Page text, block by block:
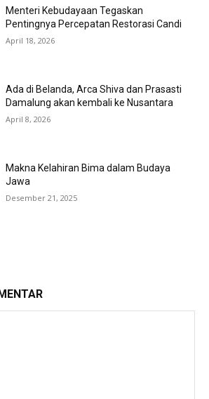
Menteri Kebudayaan Tegaskan
Pentingnya Percepatan Restorasi Candi
April 18, 2026
Ada di Belanda, Arca Shiva dan Prasasti
Damalung akan kembali ke Nusantara
April 8, 2026
Makna Kelahiran Bima dalam Budaya
Jawa
Desember 21, 2025